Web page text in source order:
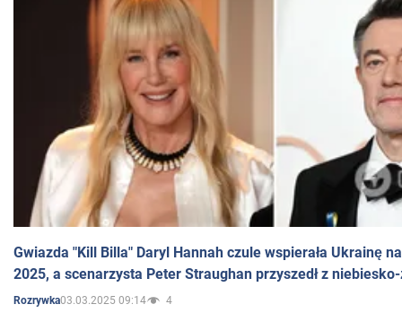
Gwiazda "Kill Billa" Daryl Hannah czule wspierała Ukrainę
2025, a scenarzysta Peter Straughan przyszedł z
Rozrywka03.03.2025 09:14 4